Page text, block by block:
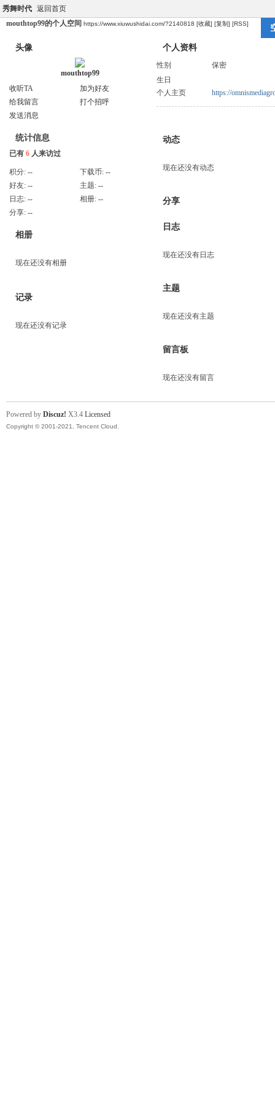
秀舞时代 返回首页
mouthtop99的个人空间 https://www.xiuwushidai.com/?2140818 [收藏] [复制] [RSS]
头像
mouthtop99
收听TA
加为好友
给我留言
打个招呼
发送消息
统计信息
已有 6 人来访过
积分: -- 下载币: --
好友: -- 主题: --
日志: -- 相册: --
分享: --
相册
现在还没有相册
记录
现在还没有记录
个人资料
性别
保密
生日
个人主页
https://
动态
现在还没有动态
分享
日志
现在还没有日志
主题
现在还没有主题
留言板
现在还没有留言
Powered by Discuz! X3.4 Licensed
Copyright © 2001-2021, Tencent Cloud.